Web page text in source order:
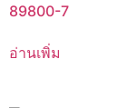
89800-7
อ่านเพิ่ม